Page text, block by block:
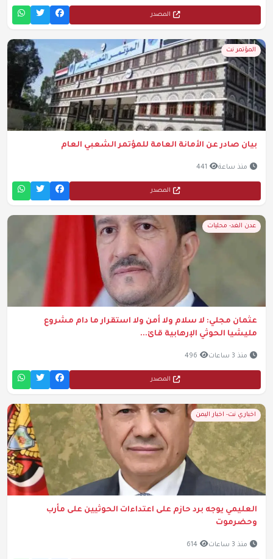
المصدر
المؤتمر نت
بيان صادر عن الأمانة العامة للمؤتمر الشعبي العام
منذ ساعة 441
المصدر
عدن الغد- محليات
عثمان مجلي: لا سلام ولا أمن ولا استقرار ما دام مشروع
مليشيا الحوثي الإرهابية قائ...
منذ 3 ساعات 496
المصدر
اخباري نت- اخبار اليمن
العليمي يوجه برد حازم على اعتداءات الحوثيين على مأرب
وحضرموت
منذ 3 ساعات 614